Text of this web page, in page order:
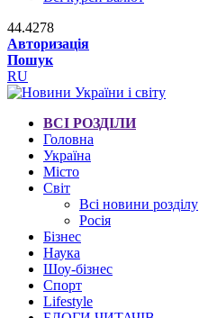
44.4278
Авторизація
Пошук
RU
ВСІ РОЗДІЛИ
Головна
Україна
Місто
Світ
Всі новини розділу
Росія
Бізнес
Наука
Шоу-бізнес
Спорт
Lifestyle